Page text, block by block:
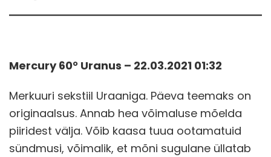
Mercury 60° Uranus – 22.03.2021 01:32
Merkuuri sekstiil Uraaniga. Päeva teemaks on
originaalsus. Annab hea võimaluse mõelda
piiridest välja. Võib kaasa tuua ootamatuid
sündmusi, võimalik, et mõni sugulane üllatab